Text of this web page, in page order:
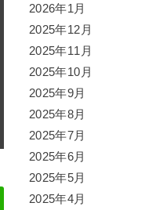
2026年1月
2025年12月
2025年11月
2025年10月
2025年9月
2025年8月
2025年7月
2025年6月
2025年5月
2025年4月